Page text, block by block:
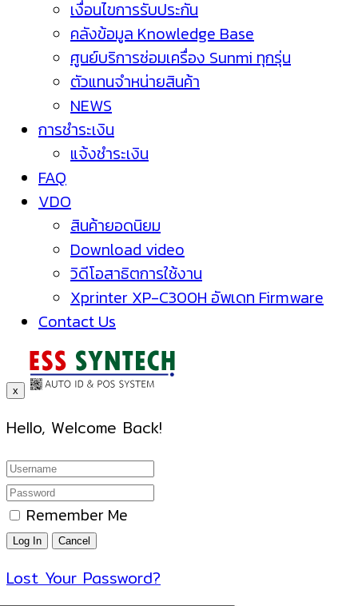
เงื่อนไขการรับประกัน
คลังข้อมูล Knowledge Base
ศูนย์บริการซ่อมเครื่อง Sunmi ทุกรุ่น
ตัวแทนจำหน่ายสินค้า
NEWS
การชำระเงิน
แจ้งชำระเงิน
FAQ
VDO
สินค้ายอดนิยม
Download video
วิดีโอสาธิตการใช้งาน
Xprinter XP-C300H อัพเดท Firmware
Contact Us
x
Hello, Welcome Back!
Remember Me
Lost Your Password?